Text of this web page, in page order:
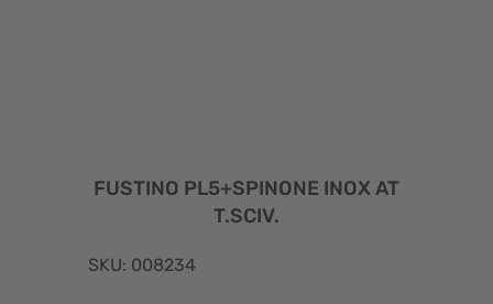
FUSTINO PL5+SPINONE INOX AT
T.SCIV.
SKU: 008234